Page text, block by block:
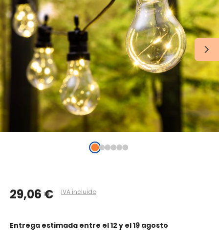
29,06 € IVA incluido
Entrega estimada entre el 12 y el 19 agosto